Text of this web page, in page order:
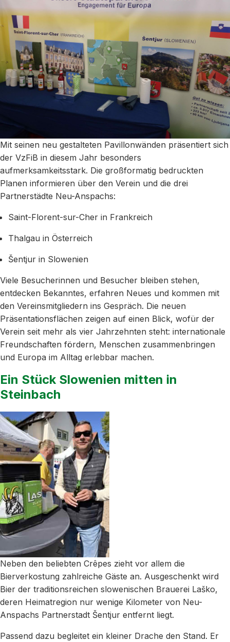
Mit seinen neu gestalteten Pavillonwänden präsentiert sich
der VzFiB in diesem Jahr besonders
aufmerksamkeitsstark. Die großformatig bedruckten
Planen informieren über den Verein und die drei
Partnerstädte Neu-Anspachs:
Saint-Florent-sur-Cher in Frankreich
Thalgau in Österreich
Šentjur in Slowenien
Viele Besucherinnen und Besucher bleiben stehen,
entdecken Bekanntes, erfahren Neues und kommen mit
den Vereinsmitgliedern ins Gespräch. Die neuen
Präsentationsflächen zeigen auf einen Blick, wofür der
Verein seit mehr als vier Jahrzehnten steht: internationale
Freundschaften fördern, Menschen zusammenbringen
und Europa im Alltag erlebbar machen.
Ein Stück Slowenien mitten in
Steinbach
Neben den beliebten Crêpes zieht vor allem die
Bierverkostung zahlreiche Gäste an. Ausgeschenkt wird
Bier der traditionsreichen slowenischen Brauerei Laško,
deren Heimatregion nur wenige Kilometer von Neu-
Anspachs Partnerstadt Šentjur entfernt liegt.
Passend dazu begleitet ein kleiner Drache den Stand. Er